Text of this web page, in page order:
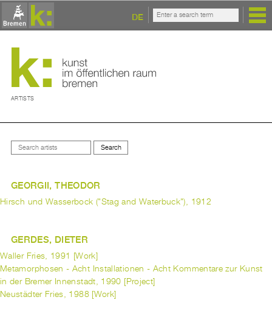
DE
ARTISTS
GEORGII, THEODOR
Hirsch und Wasserbock ("Stag and Waterbuck"), 1912
GERDES, DIETER
Waller Fries, 1991 [Work]
Metamorphosen - Acht Installationen - Acht Kommentare zur Kunst
in der Bremer Innenstadt, 1990 [Project]
Neustädter Fries, 1988 [Work]